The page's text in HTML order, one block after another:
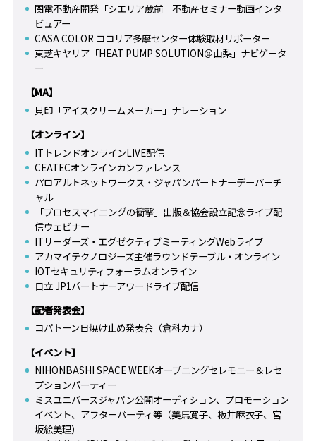
関電不動産開発「シエリア蔵前」不動産セミナー動画インタ
ビュアー
CASA COLOR ココリア多摩センター体験取材リポーター
東芝キヤリア「HEAT PUMP SOLUTION＠山梨」ナビゲータ
ー
【MA】
貝印「アイスクリームメーカー」ナレーション
【オンライン】
ITトレンドオンラインLIVE配信
CEATECオンラインカンファレンス
パロアルトネットワークス・ジャパンパートナーデーバーチ
ャル
「プロセスマイニングの衝撃」出版＆協会設立記念ライブ配
信ウェビナー
ITリーダーズ・エグゼクティブミーティングWebライブ
アカマイテクノロジーズ主催ラウンドテーブル・オンライン
IOTセキュリティフォーラムオンライン
日立 JP1パートナーアワードライブ配信
【記者発表会】
コパトーン日焼け止め発表会（倉科カナ）
【イベント】
NIHONBASHI SPACE WEEKオープニングセレモニー＆レセ
プションパーティー
ミスユニバースジャパン公開オーディション、プロモーション
イベント、アフターパーティ等（美馬寛子、板井麻衣子、宮
坂絵美理）